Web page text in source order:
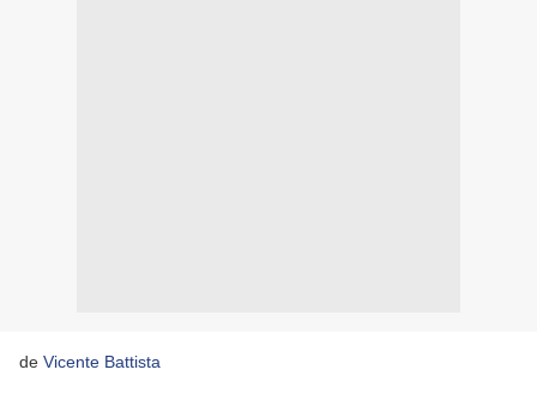
de Vicente Battista